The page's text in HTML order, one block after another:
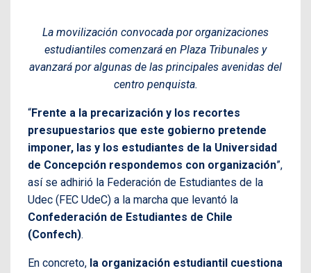
La movilización convocada por organizaciones
estudiantiles comenzará en Plaza Tribunales y
avanzará por algunas de las principales avenidas del
centro penquista.
“Frente a la precarización y los recortes
presupuestarios que este gobierno pretende
imponer, las y los estudiantes de la Universidad
de Concepción respondemos con organización”,
así se adhirió la Federación de Estudiantes de la
Udec (FEC UdeC) a la marcha que levantó la
Confederación de Estudiantes de Chile
(Confech).
En concreto, la organización estudiantil cuestiona